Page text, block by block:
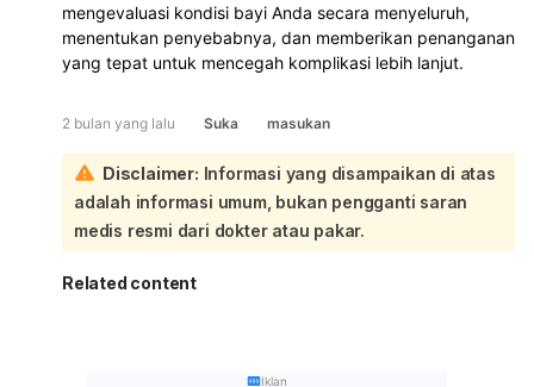
mengevaluasi kondisi bayi Anda secara menyeluruh,
menentukan penyebabnya, dan memberikan penanganan
yang tepat untuk mencegah komplikasi lebih lanjut.
2 bulan yang lalu Suka masukan
Disclaimer: Informasi yang disampaikan di atas
adalah informasi umum, bukan pengganti saran
medis resmi dari dokter atau pakar.
Related content
Iklan